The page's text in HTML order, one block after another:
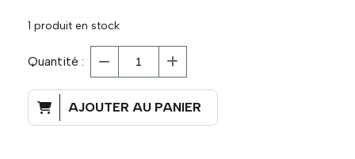
1 produit en stock
Quantité :
AJOUTER AU PANIER